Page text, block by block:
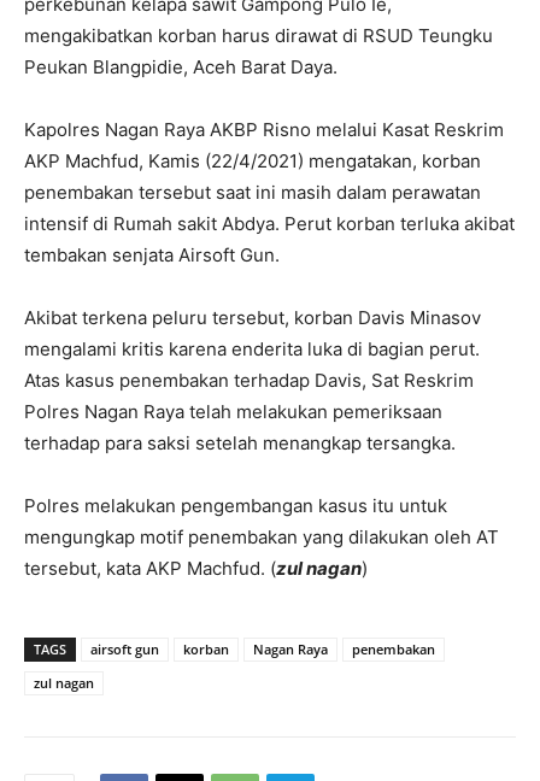
mengakibatkan korban harus dirawat di RSUD Teungku
Peukan Blangpidie, Aceh Barat Daya.
Kapolres Nagan Raya AKBP Risno melalui Kasat Reskrim
AKP Machfud, Kamis (22/4/2021) mengatakan, korban
penembakan tersebut saat ini masih dalam perawatan
intensif di Rumah sakit Abdya. Perut korban terluka akibat
tembakan senjata Airsoft Gun.
Akibat terkena peluru tersebut, korban Davis Minasov
mengalami kritis karena enderita luka di bagian perut.
Atas kasus penembakan terhadap Davis, Sat Reskrim
Polres Nagan Raya telah melakukan pemeriksaan
terhadap para saksi setelah menangkap tersangka.
Polres melakukan pengembangan kasus itu untuk
mengungkap motif penembakan yang dilakukan oleh AT
tersebut, kata AKP Machfud. (zul nagan)
TAGS airsoft gun korban Nagan Raya
penembakan
zul nagan